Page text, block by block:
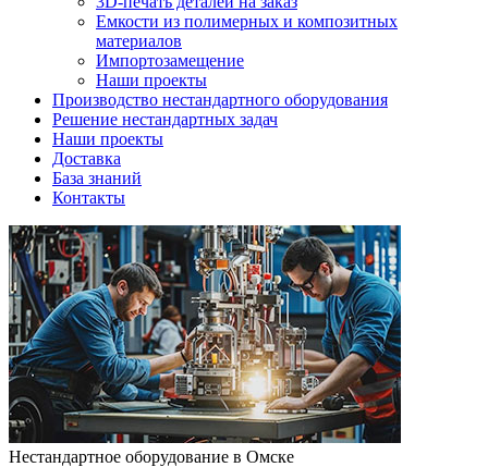
Емкости из полимерных и композитных
материалов
Импортозамещение
Наши проекты
Производство нестандартного оборудования
Решение нестандартных задач
Наши проекты
Доставка
База знаний
Контакты
Нестандартное оборудование в Омске